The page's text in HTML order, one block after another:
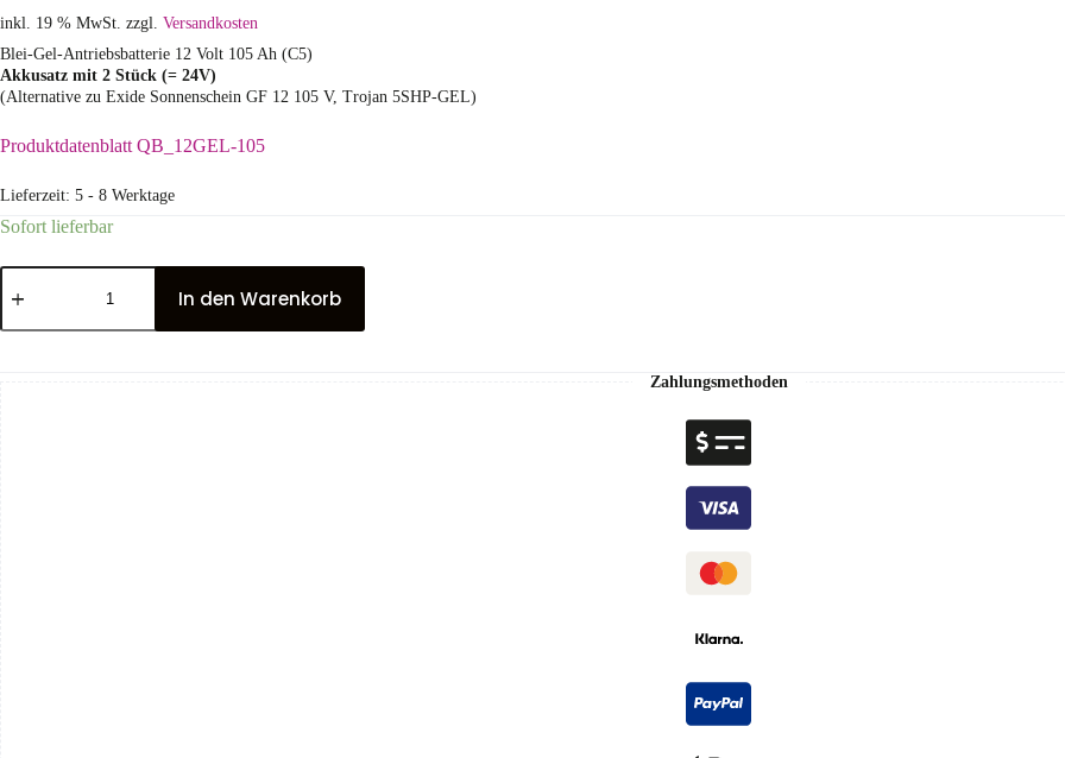
inkl. 19 % MwSt. zzgl. Versandkosten
Blei-Gel-Antriebsbatterie 12 Volt 105 Ah (C5)
Akkusatz mit 2 Stück (= 24V)
(Alternative zu Exide Sonnenschein GF 12 105 V, Trojan 5SHP-GEL)
Produktdatenblatt QB_12GEL-105
Lieferzeit: 5 - 8 Werktage
Sofort lieferbar
In den Warenkorb
Zahlungsmethoden